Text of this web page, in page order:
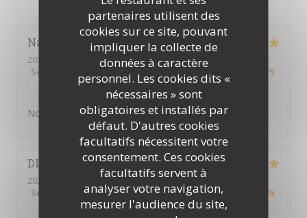
partenaires utilisent des
cookies sur ce site, pouvant
impliquer la collecte de
données à caractère
personnel. Les cookies dits «
nécessaires » sont
obligatoires et installés par
défaut. D'autres cookies
facultatifs nécessitent votre
consentement. Ces cookies
facultatifs servent à
analyser votre navigation,
mesurer l'audience du site,
Nathalie
2024-02-18
- 12:30 - Couverts 6
Service
: /5 Cuisine: Qualité / Prix /5
Nous nous sommes régalé. Excellent
DIDIER
2024-01-12
- 19:15 - Couverts 2
Service
Ambiance: 4/5 Cuisine: 5/5 Qualité / Prix /5